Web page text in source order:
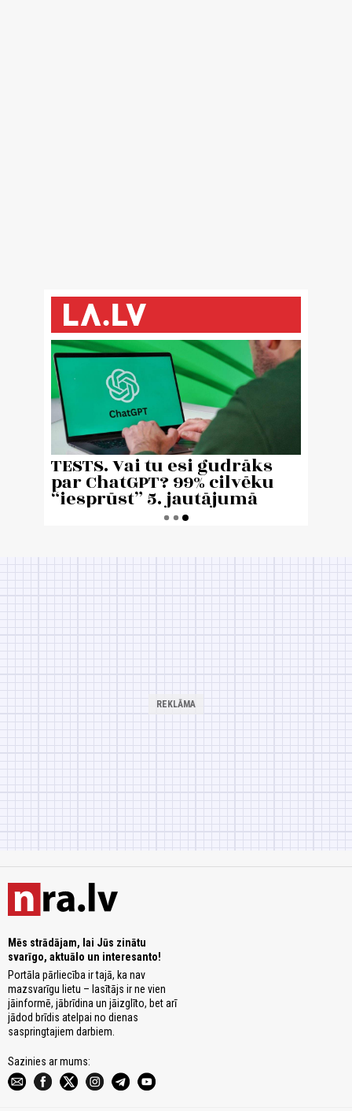
Mēs strādājam, lai Jūs zinātu
svarīgo, aktuālo un interesanto!
Portāla pārliecība ir tajā, ka nav
mazsvarīgu lietu – lasītājs ir ne vien
jāinformē, jābrīdina un jāizglīto, bet arī
jādod brīdis atelpai no dienas
saspringtajiem darbiem.
Sazinies ar mums: